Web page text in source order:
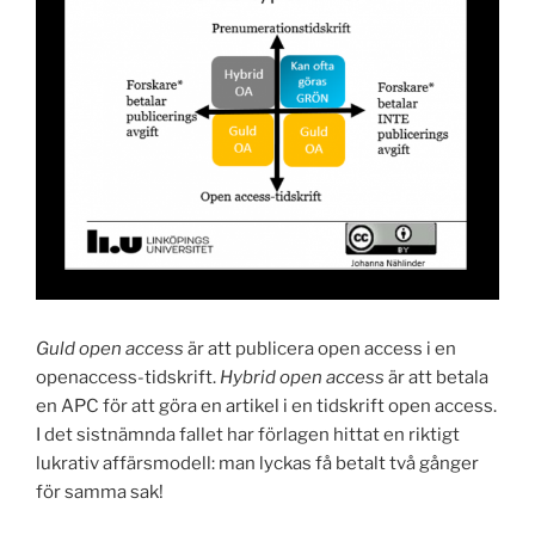
Guld open access är att publicera open access i en
openaccess-tidskrift. Hybrid open access är att betala
en APC för att göra en artikel i en tidskrift open access.
I det sistnämnda fallet har förlagen hittat en riktigt
lukrativ affärsmodell: man lyckas få betalt två gånger
för samma sak!